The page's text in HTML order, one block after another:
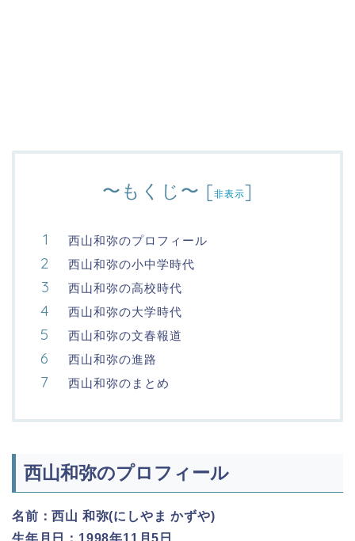
〜もくじ〜 [非表示]
西山和弥のプロフィール
西山和弥の小中学時代
西山和弥の高校時代
西山和弥の大学時代
西山和弥の文春報道
西山和弥の進路
西山和弥のまとめ
西山和弥のプロフィール
名前：西山 和弥(にしやま かずや)
生年月日：1998年11月5日